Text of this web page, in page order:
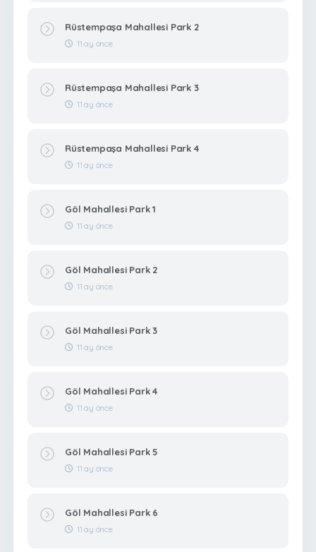
Rüstempaşa Mahallesi Park 2
11 ay önce
Rüstempaşa Mahallesi Park 3
11 ay önce
Rüstempaşa Mahallesi Park 4
11 ay önce
Göl Mahallesi Park 1
11 ay önce
Göl Mahallesi Park 2
11 ay önce
Göl Mahallesi Park 3
11 ay önce
Göl Mahallesi Park 4
11 ay önce
Göl Mahallesi Park 5
11 ay önce
Göl Mahallesi Park 6
11 ay önce